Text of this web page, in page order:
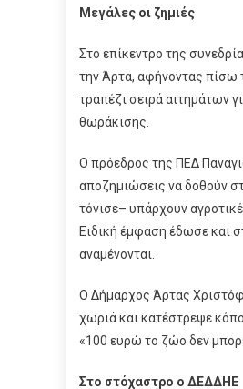
Μεγάλες οι ζημιές
Στο επίκεντρο της
την Άρτα, αφήνοντας πίσω
τραπέζι σειρά αιτημάτων
θωράκισης.
Ο πρόεδρος της ΠΕΔ
αποζημιώσεις να δοθούν
τόνισε– υπάρχουν
Ειδική έμφαση έδωσε και
αναμένονται.
Ο Δήμαρχος Άρτας
χωριά και κατέστρεψε
«100 ευρώ το ζώο δεν
Στο στόχαστρο ο ΔΕΔΔΗΕ